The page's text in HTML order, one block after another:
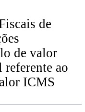
de
de valor
ao
ICMS